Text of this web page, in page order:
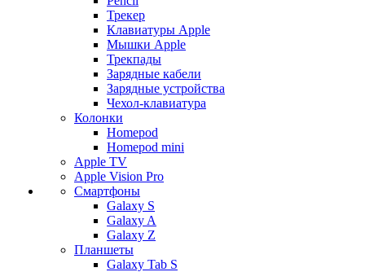
Трекер
Клавиатуры Apple
Мышки Apple
Трекпады
Зарядные кабели
Зарядные устройства
Чехол-клавиатура
Колонки
Homepod
Homepod mini
Apple TV
Apple Vision Pro
Смартфоны
Galaxy S
Galaxy A
Galaxy Z
Планшеты
Galaxy Tab S